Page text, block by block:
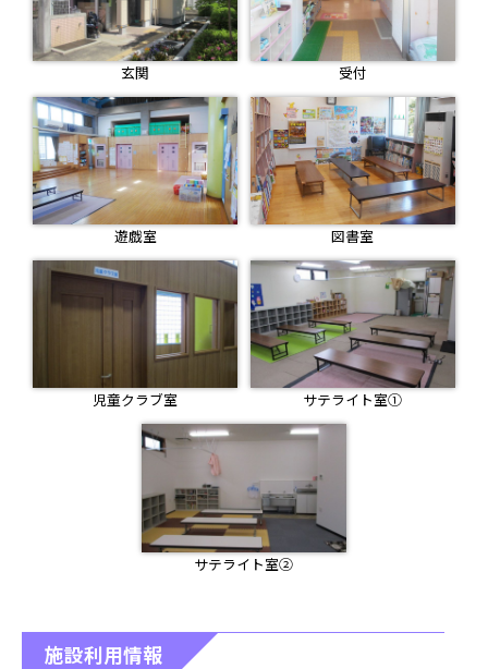
玄関 受付
遊戯室 図書室
児童クラブ室 サテライト室①
サテライト室②
施設利用情報